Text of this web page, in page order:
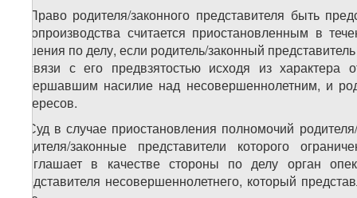
5. Право родителя/законного представителя быть
судопроизводства считается приостановленным в
решения по делу, если родитель/законный
в связи с его предвзятостью исходя из
совершавшим насилие над несовершеннолетним, и
интересов.
6. Суд в случае приостановления полномочий
родителя/законные представители которого
приглашает в качестве стороны по делу орган
представителя несовершеннолетнего, который